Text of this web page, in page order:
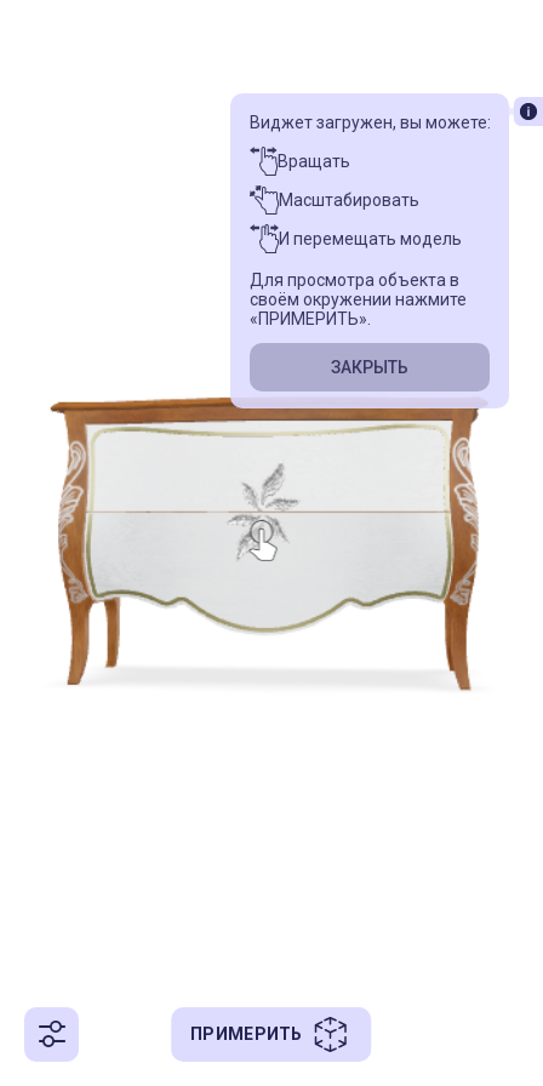
ПРИМЕРИТЬ
Виджет загружен, вы можете:
Вращать
Масштабировать
И перемещать модель
Для просмотра объекта в
своём окружении нажмите
«ПРИМЕРИТЬ».
ЗАКРЫТЬ